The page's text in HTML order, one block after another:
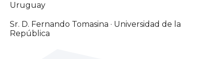
Uruguay
Sr. D. Fernando Tomasina · Universidad de la
República